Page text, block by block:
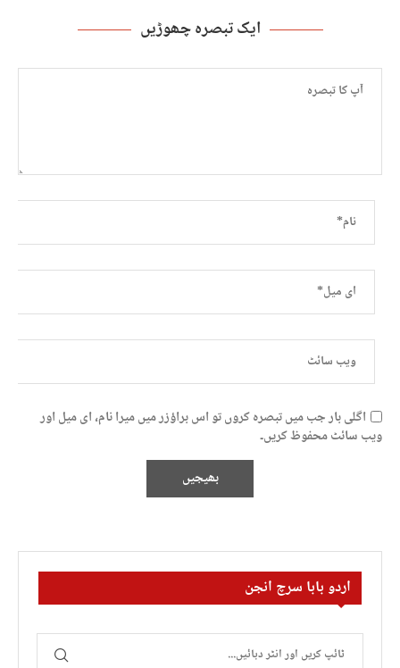
ایک تبصرہ چھوڑیں
اگلی بار جب میں تبصرہ کروں تو اس براؤزر میں میرا نام، ای میل اور
ویب سائٹ محفوظ کریں۔
اردو بابا سرچ انجن